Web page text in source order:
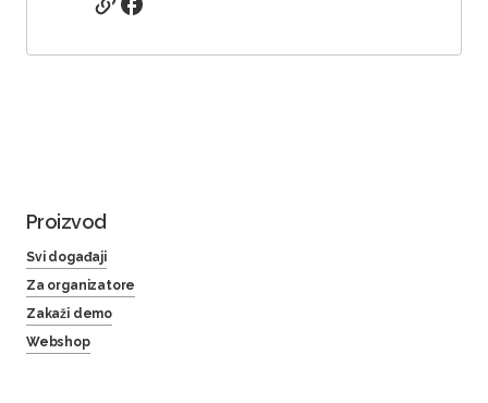
Proizvod
Svi događaji
Za organizatore
Zakaži demo
Webshop